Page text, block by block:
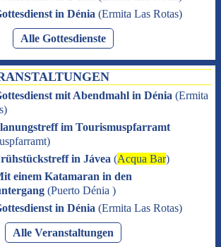
in Dénia (Ermita Las Rotas)
Alle Gottesdienste
mit Abendmahl in Dénia (Ermita
)
im Tourismuspfarramt
)
in Jávea (Acqua Bar)
einem Katamaran in den
(Puerto Dénia )
in Dénia (Ermita Las Rotas)
Alle Veranstaltungen